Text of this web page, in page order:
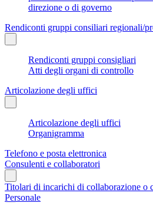
direzione o di governo
Rendiconti gruppi consiliari regionali/
Rendiconti gruppi consigliari
Atti degli organi di controllo
Articolazione degli uffici
Articolazione degli uffici
Organigramma
Telefono e posta elettronica
Consulenti e collaboratori
Titolari di incarichi di collaborazione o
Personale